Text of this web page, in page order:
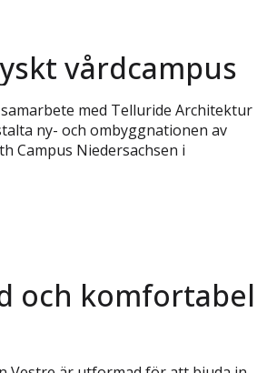
vårdcampus
med Telluride Architektur
ny- och ombyggnationen av
Campus Niedersachsen i
och komfortabel